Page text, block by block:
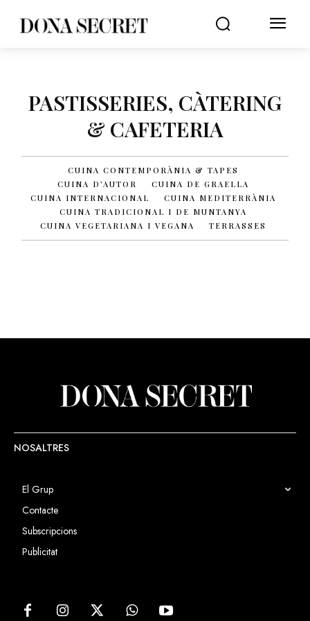
PASTISSERIES, CÀTERING
& CAFETERIA
CUINA CONTEMPORÀNIA & TAPES
CUINA D’AUTOR
CUINA DE GRAELLA
CUINA INTERNACIONAL
CUINA MEDITERRÀNIA
CUINA TRADICIONAL I DE MUNTANYA
CUINA VEGETARIANA I VEGANA
TERRASSES
NOSALTRES
El Grup
Contacte
Subscripcions
Publicitat